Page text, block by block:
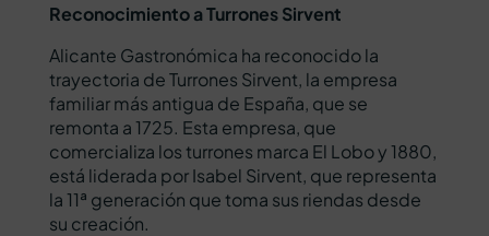
Reconocimiento a Turrones Sirvent
Alicante Gastronómica ha reconocido la
trayectoria de Turrones Sirvent, la empresa
familiar más antigua de España, que se
remonta a 1725. Esta empresa, que
comercializa los turrones marca El Lobo y 1880,
está liderada por Isabel Sirvent, que representa
la 11ª generación que toma sus riendas desde
su creación.